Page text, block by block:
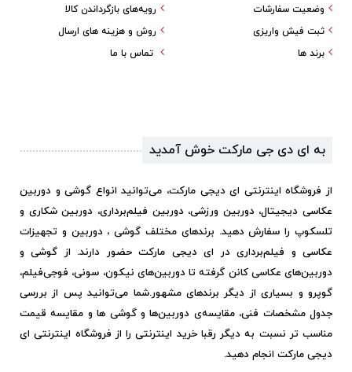
رویه‌های بازگرداندن کالا
روش و هزینه های ارسال
تماس با ما
وضعیت سفارشات
ثبت فیش واریزی
برند ها
به ای دی جی مارکت خوش آمدید
از فروشگاه اینترنتی ای دیجی مارکت، می‌توانید انواع گوشی و دوربین
عکاسی دیجیتال، دوربین ورزشی، دوربین فیلم‌برداری، دوربین شکاری و
تلسکوپ را سفارش دهید. برندهای مختلف گوشی ، دوربین و تجهیزات
عکاسی و فیلم‌برداری در ای دیجی مارکت حضور دارند. از گوشی و
دوربین‌های عکاسی کانن گرفته تا دوربین‌های نیکون، سونی، فوجی‌فیلم،
گوپرو و بسیاری از دیگر برندهای مشهور.شما می‌توانید پس از بررسی
جدول مشخصات فنی، مقایسه‌ی دوربین‌ها و گوشی ها و مقایسه قیمت
مناسب تر نسبت به دیگر رقبا خرید اینترنتی را از فروشگاه اینترنتی ای
دیجی مارکت انجام دهید.